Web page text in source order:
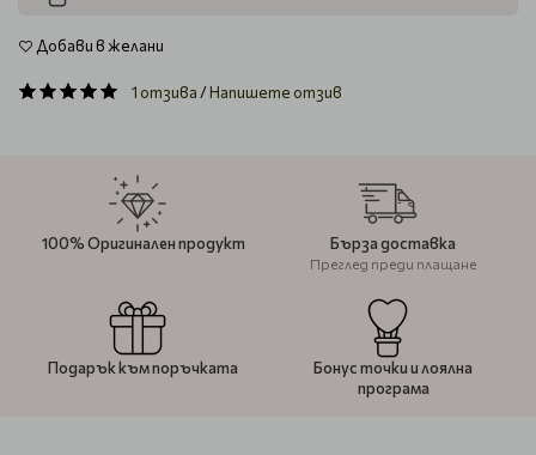
Добави в желани
1 отзива/Напишете отзив
100% Оригинален продукт Бърза доставка
Преглед преди плащане
Подарък към поръчката
Бонус точки и лоялна
програма